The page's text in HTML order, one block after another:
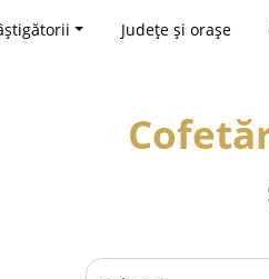
Județe și orașe